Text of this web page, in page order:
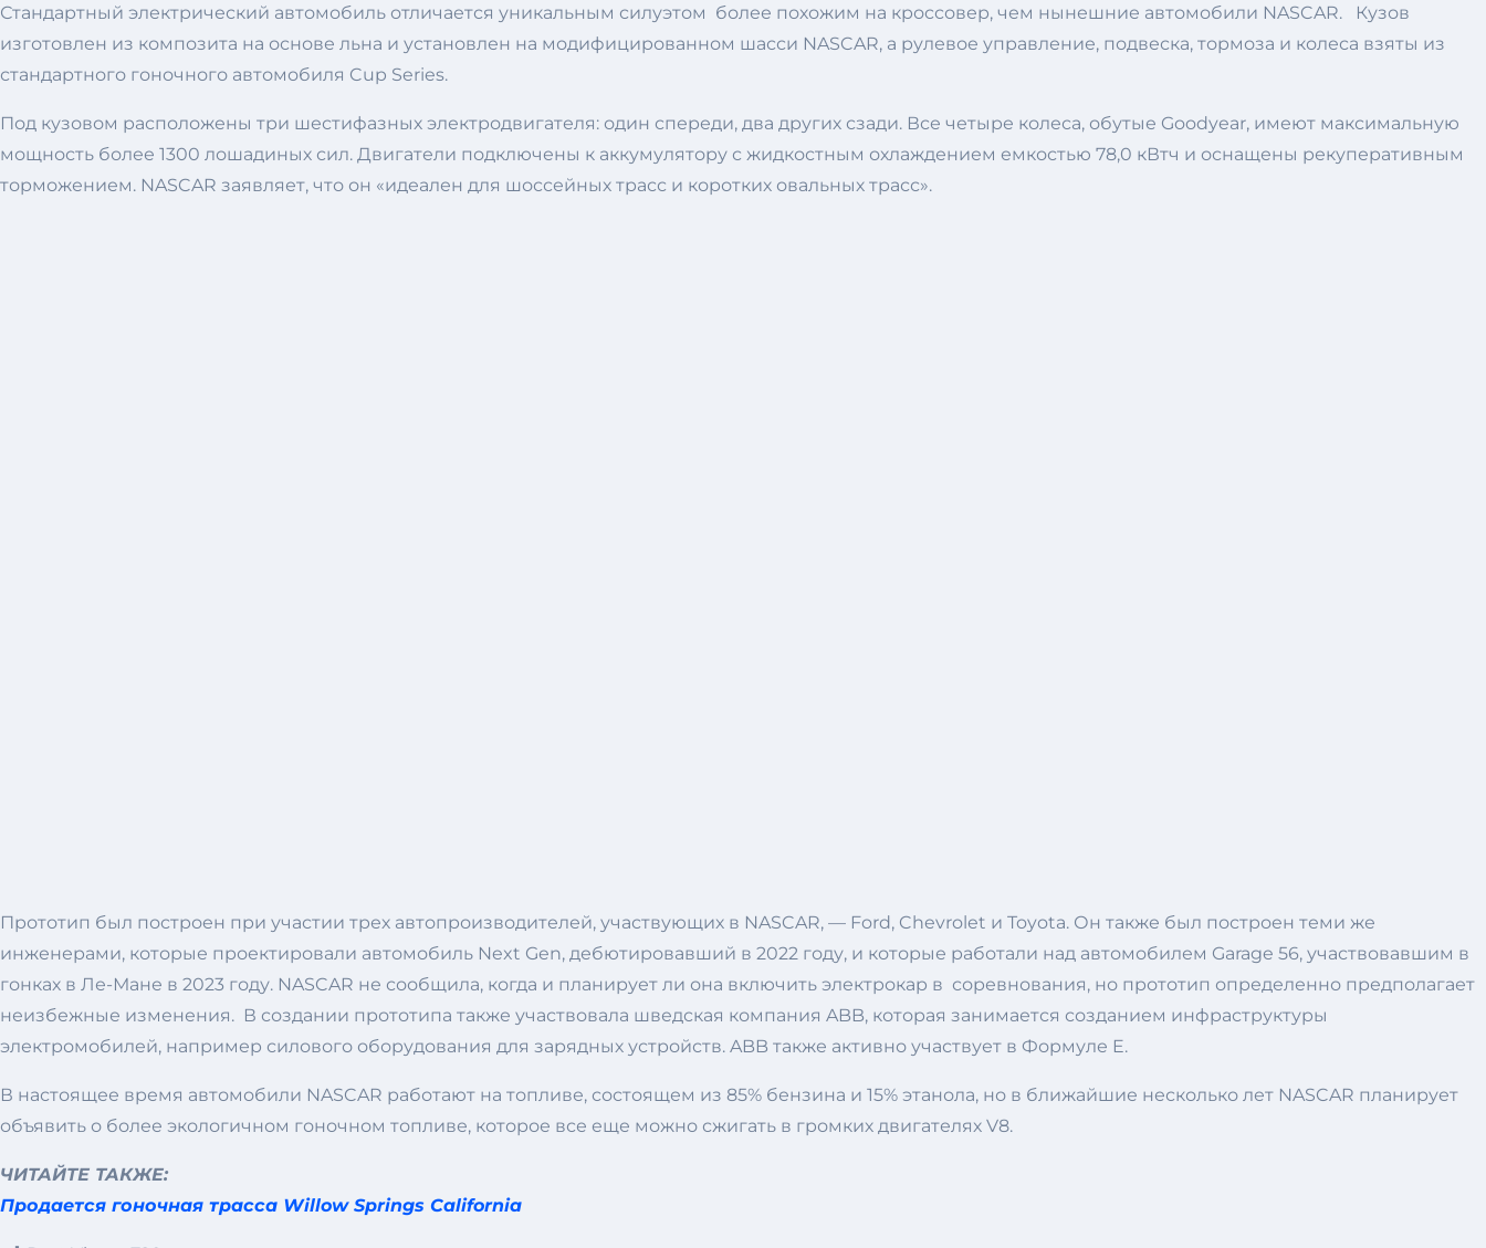
Стандартный электрический автомобиль отличается уникальным силуэтом более похожим на кроссовер, чем нынешние автомобили NASCAR. Кузов
изготовлен из композита на основе льна и установлен на модифицированном шасси NASCAR, а рулевое управление, подвеска, тормоза и колеса взяты из
стандартного гоночного автомобиля Cup Series.
Под кузовом расположены три шестифазных электродвигателя: один спереди, два других сзади. Все четыре колеса, обутые Goodyear, имеют максимальную
мощность более 1300 лошадиных сил. Двигатели подключены к аккумулятору с жидкостным охлаждением емкостью 78,0 кВтч и оснащены рекуперативным
торможением. NASCAR заявляет, что он «идеален для шоссейных трасс и коротких овальных трасс».
Прототип был построен при участии трех автопроизводителей, участвующих в NASCAR, — Ford, Chevrolet и Toyota. Он также был построен теми же
инженерами, которые проектировали автомобиль Next Gen, дебютировавший в 2022 году, и которые работали над автомобилем Garage 56, участвовавшим в
гонках в Ле-Мане в 2023 году. NASCAR не сообщила, когда и планирует ли она включить электрокар в соревнования, но прототип определенно предполагает
неизбежные изменения. В создании прототипа также участвовала шведская компания ABB, которая занимается созданием инфраструктуры
электромобилей, например силового оборудования для зарядных устройств. ABB также активно участвует в Формуле E.
В настоящее время автомобили NASCAR работают на топливе, состоящем из 85% бензина и 15% этанола, но в ближайшие несколько лет NASCAR планирует
объявить о более экологичном гоночном топливе, которое все еще можно сжигать в громких двигателях V8.
ЧИТАЙТЕ ТАКЖЕ:
Продается гоночная трасса Willow Springs California